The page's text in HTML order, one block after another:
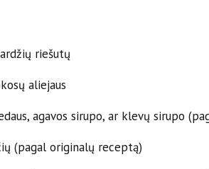
riešutų
aliejaus
agavos sirupo, ar klevų sirupo
(pagal originalų receptą)